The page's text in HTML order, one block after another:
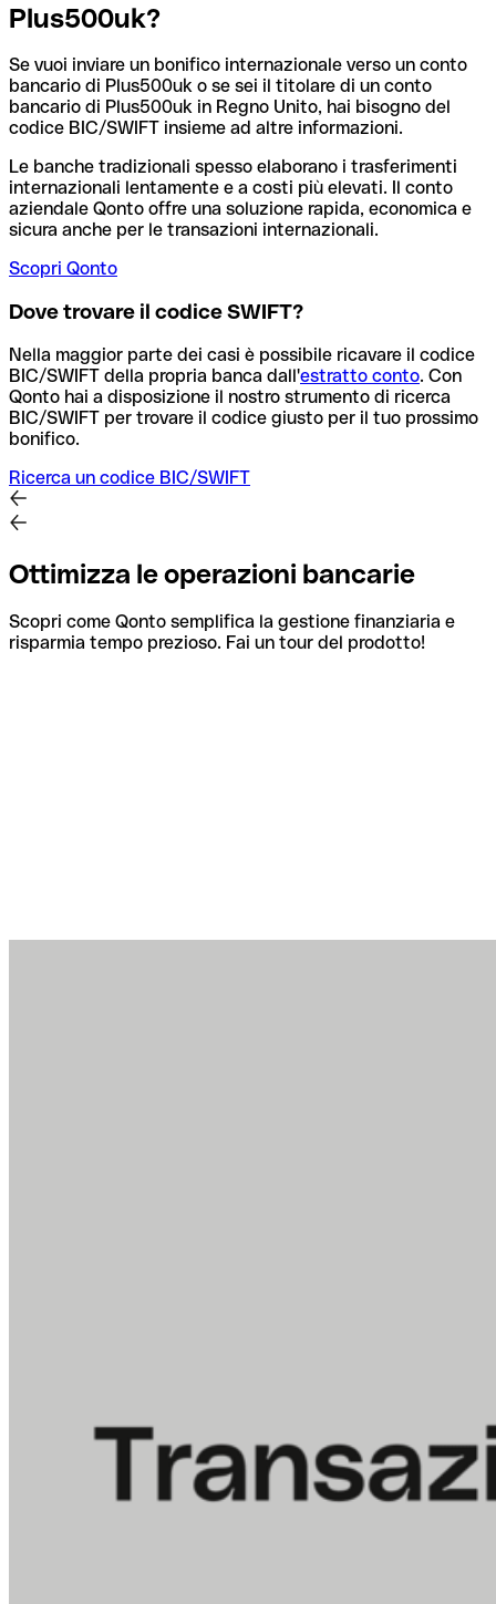
Plus500uk?
Se vuoi inviare un bonifico internazionale verso un conto
bancario di Plus500uk o se sei il titolare di un conto
bancario di Plus500uk in Regno Unito, hai bisogno del
codice BIC/SWIFT insieme ad altre informazioni.
Le banche tradizionali spesso elaborano i trasferimenti
internazionali lentamente e a costi più elevati. Il conto
aziendale Qonto offre una soluzione rapida, economica e
sicura anche per le transazioni internazionali.
Scopri Qonto
Dove trovare il codice SWIFT?
Nella maggior parte dei casi è possibile ricavare il codice
BIC/SWIFT della propria banca dall'estratto conto. Con
Qonto hai a disposizione il nostro strumento di ricerca
BIC/SWIFT per trovare il codice giusto per il tuo prossimo
bonifico.
Ricerca un codice BIC/SWIFT
Ottimizza le operazioni bancarie
Scopri come Qonto semplifica la gestione finanziaria e
risparmia tempo prezioso. Fai un tour del prodotto!